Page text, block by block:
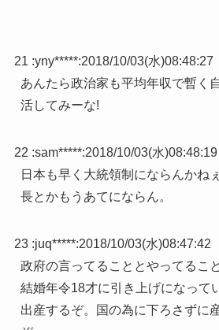
21 :yny*****:2018/10/03(水)08:48:27
あんたら政治家も平均年収で暫く
活してみーな!
22 :sam*****:2018/10/03(水)08:48:19
日本も早く大統領制にならんかね
長とかもうあてにならん。
23 :juq*****:2018/10/03(水)08:47:42
政府の言ってることとやってるこ
結婚年令18才に引き上げになって
出産するぞ。国の為に下ろさずに